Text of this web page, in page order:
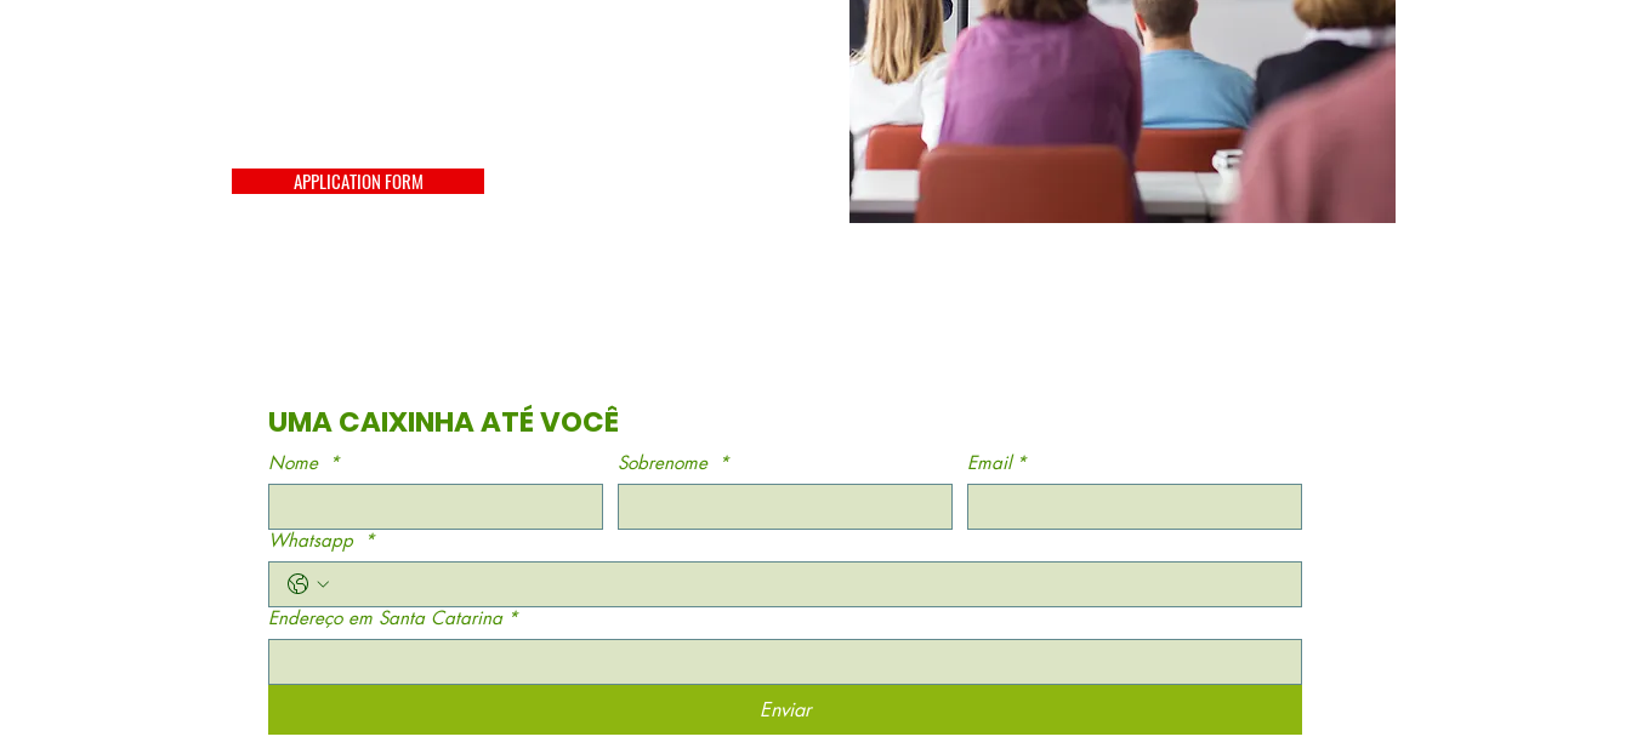
APPLICATION FORM
Nome * Sobrenome * Email *
Whatsapp *
Endereço em Santa Catarina *
Enviar